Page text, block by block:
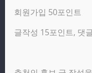
온라인 방문자:1
오늘의 조회수:260
회원가입 50포인트
글작성 15포인트, 댓